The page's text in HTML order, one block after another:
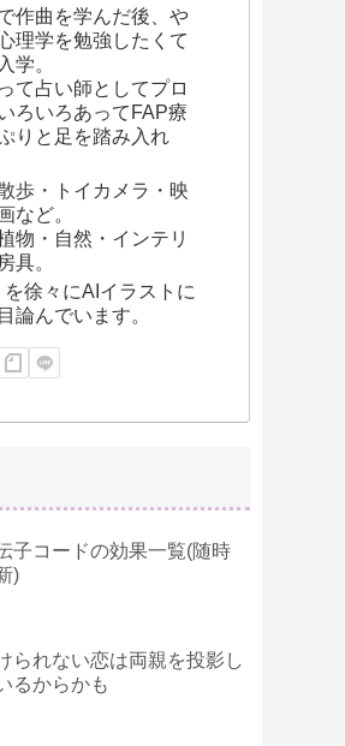
作曲を学んだ後、や
理学を勉強したくて
学。
て占い師としてプロ
ろいろあってFAP療
りと足を踏み入れ
歩・トイカメラ・映
など。
物・自然・インテリ
具。
徐々にAIイラストに
論んでいます。
子コードの効果一覧(随時
)
られない恋は両親を投影し
るからかも